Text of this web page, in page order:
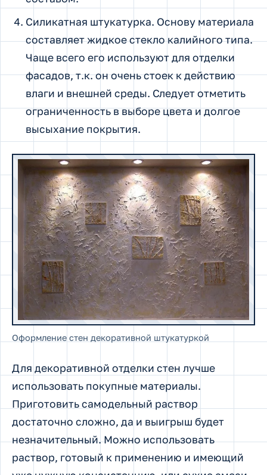
Силикатная штукатурка. Основу материала
составляет жидкое стекло калийного типа.
Чаще всего его используют для отделки
фасадов, т.к. он очень стоек к действию
влаги и внешней среды. Следует отметить
ограниченность в выборе цвета и долгое
высыхание покрытия.
Оформление стен декоративной штукатуркой
Для декоративной отделки стен лучше
использовать покупные материалы.
Приготовить самодельный раствор
достаточно сложно, да и выигрыш будет
незначительный. Можно использовать
раствор, готовый к применению и имеющий